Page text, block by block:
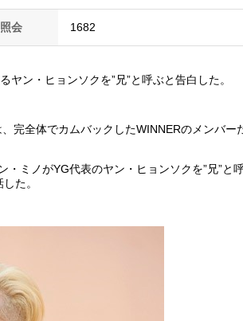
照会 1682
ン・ヒョンソクを”兄”と呼ぶと告白した。
完全体でカムバックしたWINNERのメンバー
ミノがYG代表のヤン・ヒョンソクを”兄”と
た。